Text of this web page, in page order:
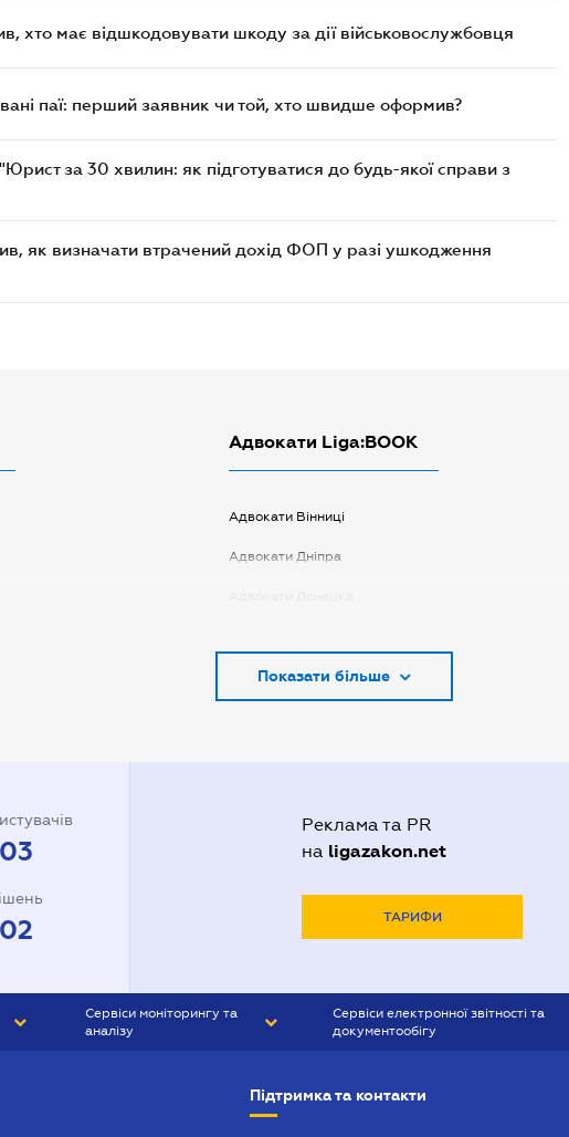
хто має відшкодовувати шкоду за дії військовослужбовця
паї: перший заявник чи той, хто швидше оформив?
за 30 хвилин: як підготуватися до будь-якої справи з
як визначати втрачений дохід ФОП у разі ушкодження
Адвокати Liga:BOOK
Адвокати Вінниці
Адвокати Дніпра
Адвокати Києва
Адвокати Полтави
Адвокаты Кривого Рогу
Показати більше
Реклама та PR
на ligazakon.net
ТАРИФИ
Сервіси моніторингу та
аналізу
Сервіси електронної звітності та
документообігу
Підтримка та контакти